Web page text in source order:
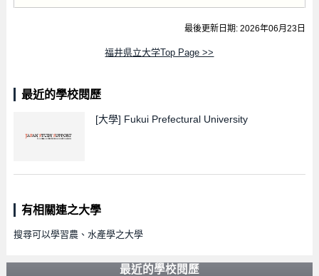
最後更新日期: 2026年06月23日
福井県立大学Top Page >>
最近的學校閱歷
[大學] Fukui Prefectural University
有相關連之大學
搜尋可以學習農、水產學之大學
最近的學校閱歷